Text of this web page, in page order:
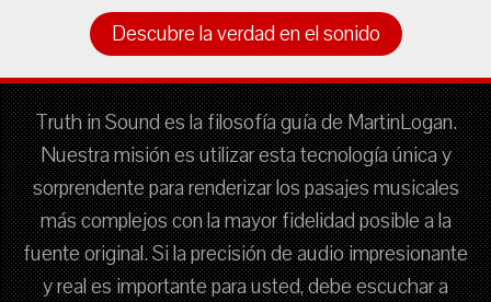
Descubre la verdad en el sonido
Truth in Sound es la filosofía guía de MartinLogan.
Nuestra misión es utilizar esta tecnología única y
sorprendente para renderizar los pasajes musicales
más complejos con la mayor fidelidad posible a la
fuente original. Si la precisión de audio impresionante
y real es importante para usted, debe escuchar a